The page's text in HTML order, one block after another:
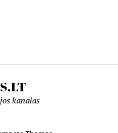
kanalas